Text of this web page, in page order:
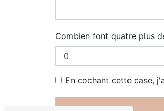
Combien font quatre plus
En cochant cette case,